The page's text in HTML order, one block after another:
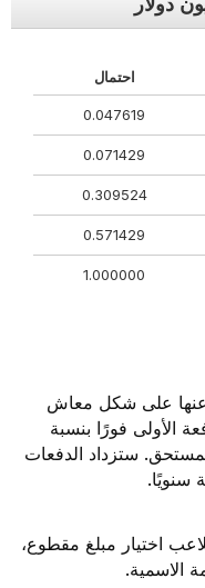
احتمال
0.047619
0.071429
0.309524
0.571429
1.000000
عنها على شكل معاش
الأولى فورًا بنسبة
المستحق. ستزداد الدفعات
اختيار مبلغ مقطوع،